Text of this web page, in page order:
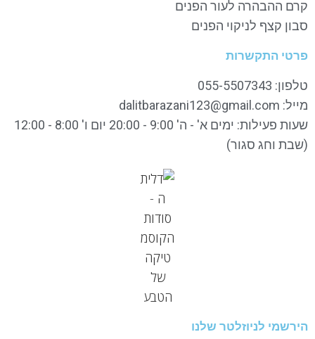
קרם ההבהרה לעור הפנים
סבון קצף לניקוי הפנים
פרטי התקשרות
טלפון: 055-5507343
מייל: dalitbarazani123@gmail.com
שעות פעילות: ימים א' - ה' 9:00 - 20:00 יום ו' 8:00 - 12:00
(שבת וחג סגור)
הירשמי לניוזלטר שלנו